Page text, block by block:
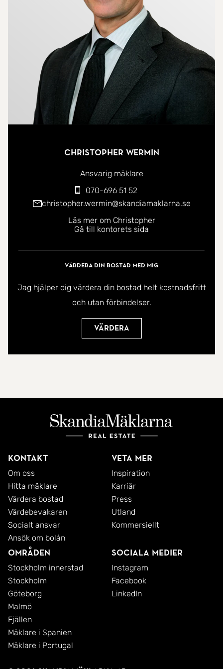
inbyggda garderober.
Vardagsrummet med matplats och ett härligt
ljusinsläpp från panoramafönstren i burspråket.
Den vackra kakelugnen sprider både värme och
trivsel under årets kallare månader. Härifrån når
man den soliga altanen i söderläge. Praktiskt
arbetskök med öppen planlösning mot matplats
och sällskapsdelen.
På övervåningen finns dessutom ett trivsamt
allrum med utgång till balkongen. Badrummen är
praktiska - ett mindre duschrum med gäst-WC
och ett stort badrum med bubbelbadkar, separat
Christopher Wermin
Ansvarig mäklare
070-696 51 52
christopher.wermin@skandiamaklarna.se
Läs mer om Christopher
Gå till kontorets sida
Värdera din bostad med mig
Jag hjälper dig värdera din bostad helt kostnadsfritt
och utan förbindelser.
Värdera
Kontakt
Om oss
Hitta mäklare
Värdera bostad
Värdebevakaren
Socialt ansvar
Ansök om bolån
Veta mer
Inspiration
Karriär
Press
Utland
Kommersiellt
Områden
Stockholm innerstad
Stockholm
Göteborg
Malmö
Fjällen
Mäklare i Spanien
Mäklare i Portugal
Sociala medier
Instagram
Facebook
LinkedIn